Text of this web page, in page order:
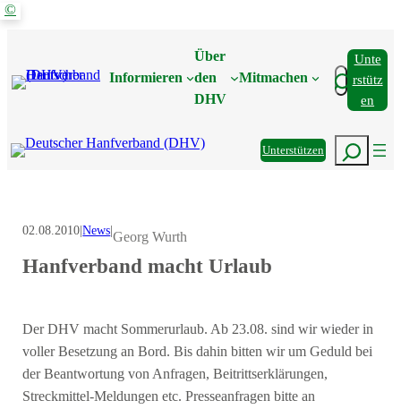
Zum
Informieren
Über
den
DHV
Mitmachen Suchen
Unte
Rstütz
En
UnterstützenSuchen
©
02.08.2010|News|Georg Wurth
Hanfverband macht Urlaub
Der DHV macht Sommerurlaub. Ab 23.08. sind wir wieder in
voller Besetzung an Bord. Bis dahin bitten wir um Geduld bei
der Beantwortung von Anfragen, Beitrittserklärungen,
Streckmittel-Meldungen etc. Presseanfragen bitte an